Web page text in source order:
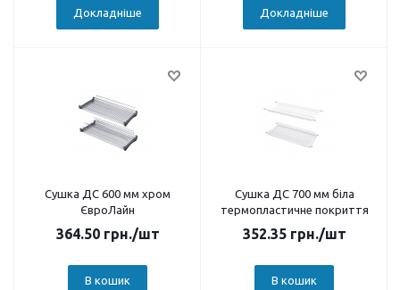
Докладніше Докладніше
Сушка ДС 600 мм хром
ЄвроЛайн
364.50грн./шт
В кошик
Сушка ДС 700 мм біла
термопластичне покриття
352.35грн./шт
В кошик